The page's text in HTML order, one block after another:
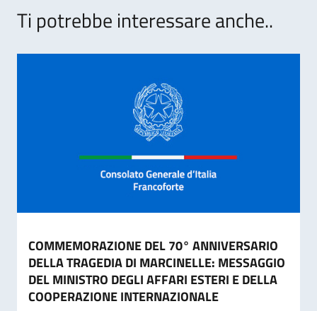
Ti potrebbe interessare anche..
COMMEMORAZIONE DEL 70° ANNIVERSARIO
DELLA TRAGEDIA DI MARCINELLE: MESSAGGIO
DEL MINISTRO DEGLI AFFARI ESTERI E DELLA
COOPERAZIONE INTERNAZIONALE